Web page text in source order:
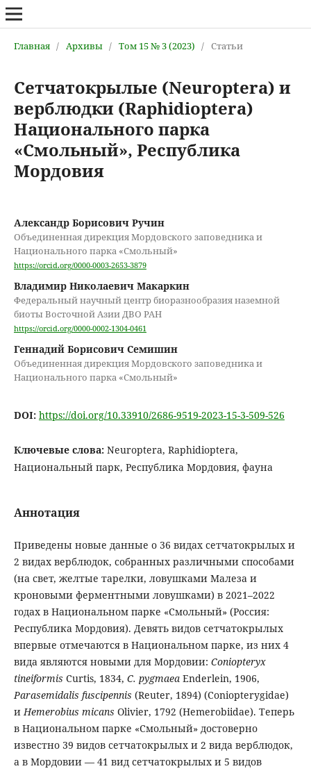
Главная / Архивы / Том 15 № 3 (2023) / Статьи
Сетчатокрылые (Neuroptera) и
верблюдки (Raphidioptera)
Национального парка
«Смольный», Республика
Мордовия
Александр Борисович Ручин
Объединенная дирекция Мордовского заповедника и
Национального парка «Смольный»
https://orcid.org/0000-0003-2653-3879
Владимир Николаевич Макаркин
Федеральный научный центр биоразнообразия наземной
биоты Восточной Азии ДВО РАН
https://orcid.org/0000-0002-1304-0461
Геннадий Борисович Семишин
Объединенная дирекция Мордовского заповедника и
Национального парка «Смольный»
DOI: https://doi.org/10.33910/2686-9519-2023-15-3-509-526
Ключевые слова: Neuroptera, Raphidioptera,
Национальный парк, Республика Мордовия, фауна
Аннотация
Приведены новые данные о 36 видах сетчатокрылых и
2 видах верблюдок, собранных различными способами
(на свет, желтые тарелки, ловушками Малеза и
кроновыми ферментными ловушками) в 2021–2022
годах в Национальном парке «Смольный» (Россия:
Республика Мордовия). Девять видов сетчатокрылых
впервые отмечаются в Национальном парке, из них 4
вида являются новыми для Мордовии: Coniopteryx
tineiformis Curtis, 1834, C. pygmaea Enderlein, 1906,
Parasemidalis fuscipennis (Reuter, 1894) (Coniopterygidae)
иHemerobius micans Olivier, 1792 (Hemerobiidae). Теперь
в Национальном парке «Смольный» достоверно
известно 39 видов сетчатокрылых и 2 вида верблюдок,
а в Мордовии — 41 вид сетчатокрылых и 5 видов